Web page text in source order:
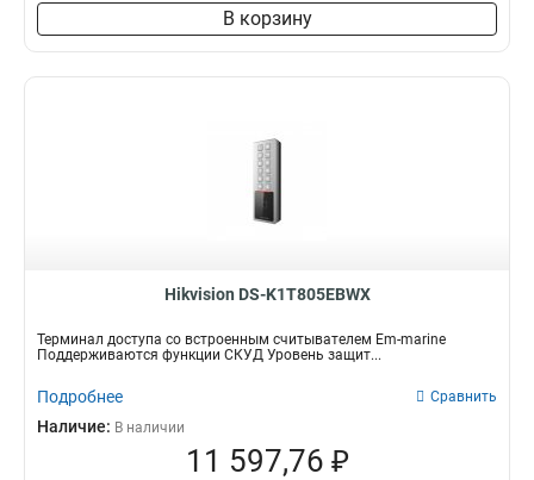
В корзину
Hikvision DS-K1T805EBWX
Терминал доступа со встроенным считывателем Em-marine
Поддерживаются функции СКУД Уровень защит...
Подробнее Сравнить
Наличие: В наличии
11 597,76 ₽